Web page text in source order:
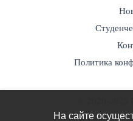
Политика
На сайте